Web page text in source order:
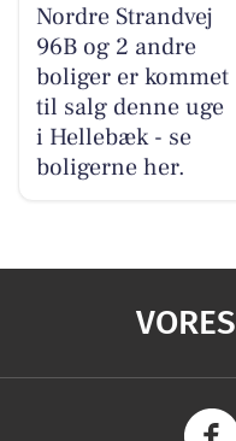
Nordre Strandvej
96B og 2 andre
boliger er kommet
til salg denne uge
i Hellebæk - se
boligerne her.
VORES